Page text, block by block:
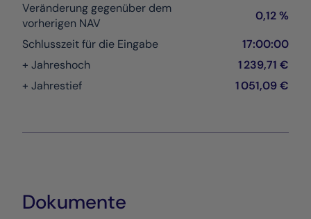
Veränderung gegenüber dem
vorherigen NAV
0,12 %
Schlusszeit für die Eingabe
17:00:00
+ Jahreshoch
1 239,71 €
+ Jahrestief
1 051,09 €
Dokumente